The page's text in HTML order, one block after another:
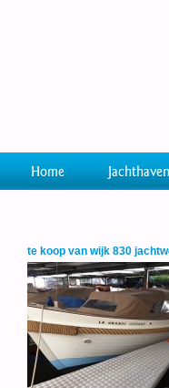
Home Jachthaven
te koop van wijk 830